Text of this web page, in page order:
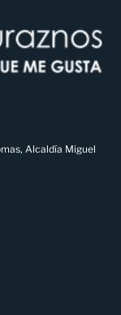
Alcaldía Miguel